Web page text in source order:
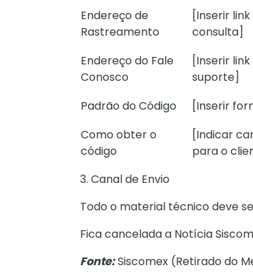
Endereço de
Rastreamento
[Inserir
consulta]
Endereço do Fale
Conosco
[Inserir
suporte]
Padrão do Código [Inserir
Como obter o
código
[Indicar
para o
3. Canal de Envio
Todo o material técnico deve
Fica cancelada a Notícia
Fonte:Siscomex (Retirado do